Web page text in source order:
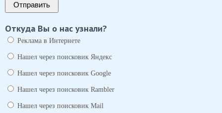
Отправить
Откуда Вы о нас узнали?
Реклама в Интернете
Нашел через поисковик Яндекс
Нашел через поисковик Google
Нашел через поисковик Rambler
Нашел через поисковик Mail